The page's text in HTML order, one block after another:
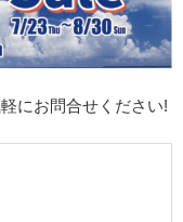
にお問合せください!